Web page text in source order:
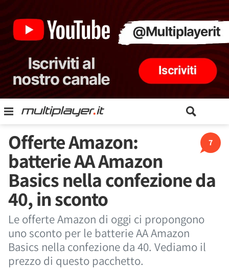
7
Offerte Amazon:
batterie AA Amazon
Basics nella confezione da
40, in sconto
Le offerte Amazon di oggi ci propongono
uno sconto per le batterie AA Amazon
Basics nella confezione da 40. Vediamo il
prezzo di questo pacchetto.